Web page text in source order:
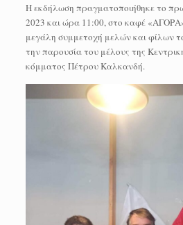
Η εκδήλωση πραγματοποιήθηκε το
2023 και ώρα 11:00, στο καφέ
μεγάλη συμμετοχή μελών και φίλων
την παρουσία του μέλους της
κόμματος Πέτρου Καλκανδή.